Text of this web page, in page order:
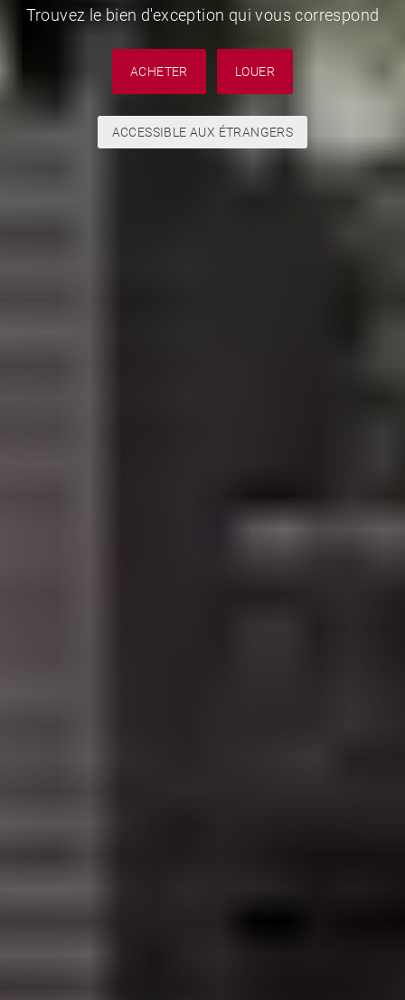
Trouvez le bien d'exception qui vous correspond
ACHETER LOUER
ACCESSIBLE AUX ÉTRANGERS